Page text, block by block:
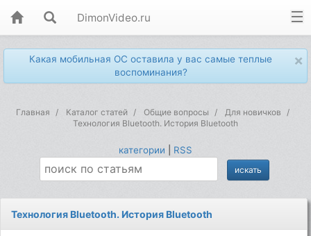
DimonVideo.ru
×
Какая мобильная ОС оставила у вас самые теплые
воспоминания?
Главная Каталог статей Общие вопросы
Для новичков
Технология Bluetooth. История Bluetooth
категории RSS
Технология Bluetooth. История Bluetooth